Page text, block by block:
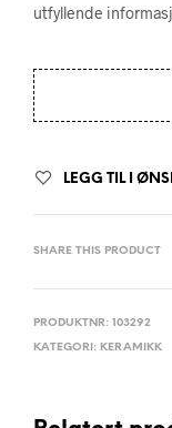
utfyllende
LEGG TIL I
SHARE THIS PRODUCT
PRODUKTNR: 103292
KATEGORI: KERAMIKK